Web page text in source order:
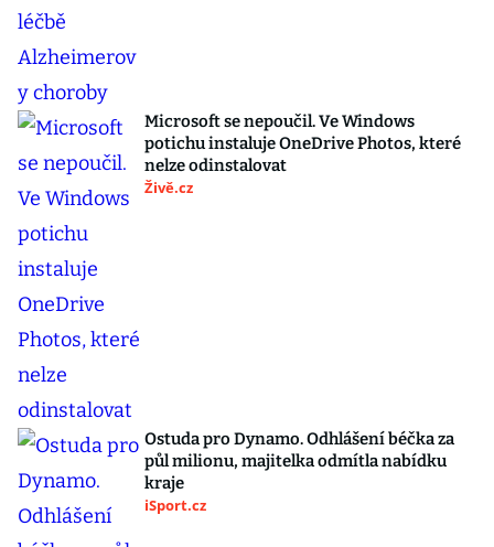
Microsoft se nepoučil. Ve Windows
potichu instaluje OneDrive Photos, které
nelze odinstalovat
Živě.cz
Ostuda pro Dynamo. Odhlášení béčka za
půl milionu, majitelka odmítla nabídku
kraje
iSport.cz